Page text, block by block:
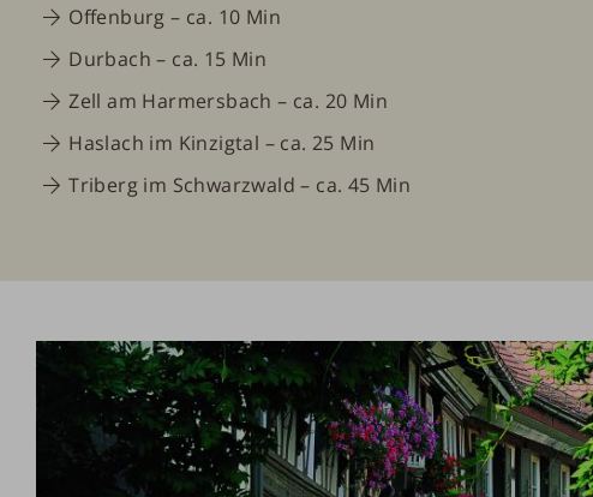
Offenburg – ca. 10 Min
Durbach – ca. 15 Min
Zell am Harmersbach – ca. 20 Min
Haslach im Kinzigtal – ca. 25 Min
Triberg im Schwarzwald – ca. 45 Min